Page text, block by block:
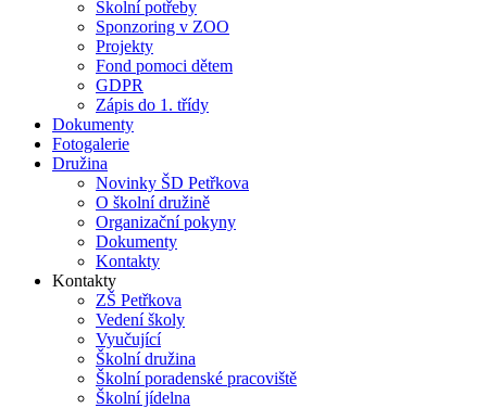
Školní potřeby
Sponzoring v ZOO
Projekty
Fond pomoci dětem
GDPR
Zápis do 1. třídy
Dokumenty
Fotogalerie
Družina
Novinky ŠD Petřkova
O školní družině
Organizační pokyny
Dokumenty
Kontakty
Kontakty
ZŠ Petřkova
Vedení školy
Vyučující
Školní družina
Školní poradenské pracoviště
Školní jídelna